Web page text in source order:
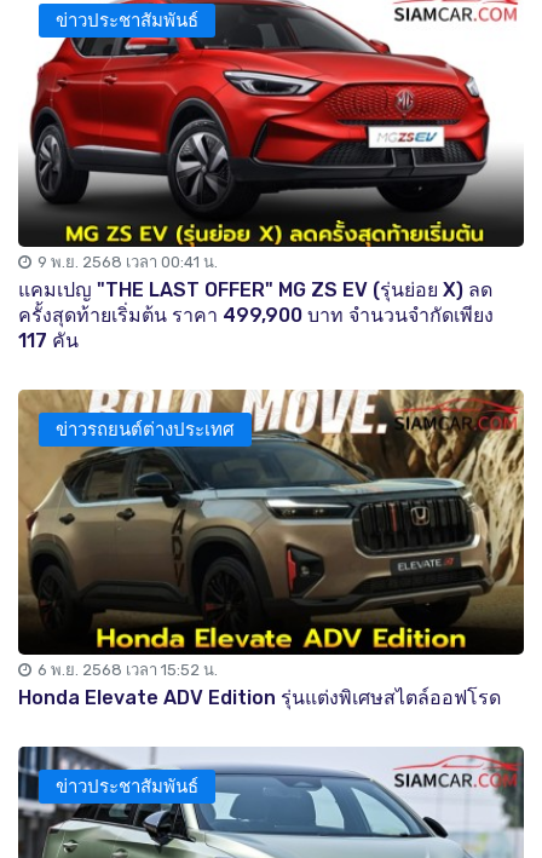
ข่าวประชาสัมพันธ์
9 พ.ย. 2568 เวลา 00:41 น.
แคมเปญ "THE LAST OFFER" MG ZS EV (รุ่นย่อย X) ลด
ครั้งสุดท้ายเริ่มต้น ราคา 499,900 บาท จำนวนจำกัดเพียง
117 คัน
ข่าวรถยนต์ต่างประเทศ
6 พ.ย. 2568 เวลา 15:52 น.
Honda Elevate ADV Edition รุ่นแต่งพิเศษสไตล์ออฟโรด
ข่าวประชาสัมพันธ์